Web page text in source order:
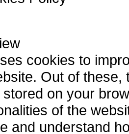
cookies to
Out of
on your
of the
and understand